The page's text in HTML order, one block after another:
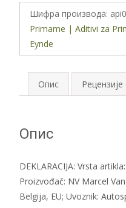
Eynde
Super
Carp-
Fish
количина
Шифра производа:
Primame | Aditivi za
Eynde
Опис Рецензије
Опис
DEKLARACIJA: Vrsta
Proizvođač: NV Marcel
Belgija, EU; Uvoznik: